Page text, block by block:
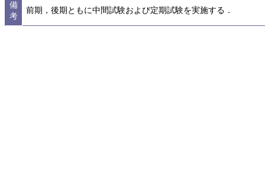
備
考
前期，後期ともに中間試験および定期試験を実施する．